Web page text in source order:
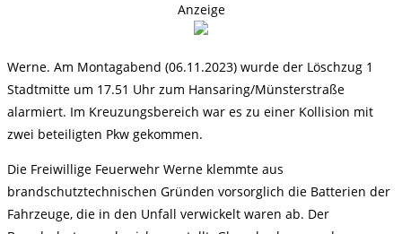
Anzeige
Werne. Am Montagabend (06.11.2023) wurde der Löschzug 1
Stadtmitte um 17.51 Uhr zum Hansaring/Münsterstraße
alarmiert. Im Kreuzungsbereich war es zu einer Kollision mit
zwei beteiligten Pkw gekommen.
Die Freiwillige Feuerwehr Werne klemmte aus
brandschutztechnischen Gründen vorsorglich die Batterien der
Fahrzeuge, die in den Unfall verwickelt waren ab. Der